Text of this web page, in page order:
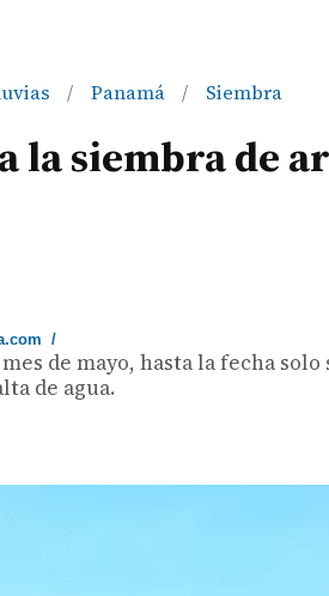
/ Panamá / Siembra
la siembra de
/
de mayo, hasta la fecha
de agua.